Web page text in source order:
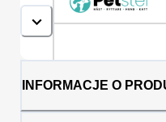
INFORMACJE O